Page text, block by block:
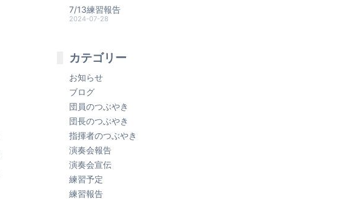
7/13練習報告
2024-07-28
カテゴリー
お知らせ
ブログ
団員のつぶやき
団長のつぶやき
指揮者のつぶやき
演奏会報告
演奏会宣伝
練習予定
練習報告